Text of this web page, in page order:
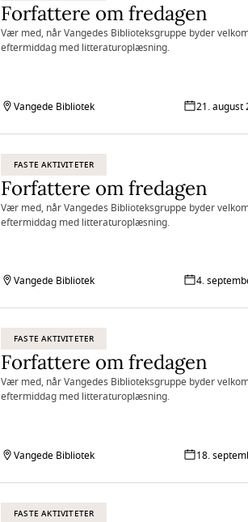
Forfattere om fredagen
Vær med, når Vangedes Biblioteksgruppe byder
eftermiddag med litteraturoplæsning.
Vangede Bibliotek 21. august
FASTE AKTIVITETER
Forfattere om fredagen
Vær med, når Vangedes Biblioteksgruppe byder
eftermiddag med litteraturoplæsning.
Vangede Bibliotek 4.
FASTE AKTIVITETER
Forfattere om fredagen
Vær med, når Vangedes Biblioteksgruppe byder
eftermiddag med litteraturoplæsning.
Vangede Bibliotek 18.
FASTE AKTIVITETER